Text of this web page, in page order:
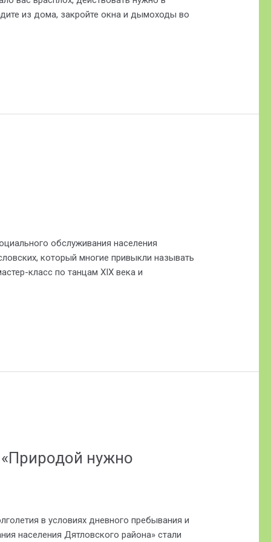
из дома, закройте окна и дымоходы во
обслуживания населения
который многие привыкли называть
класс по танцам XIX века и
нужно
в условиях дневного пребывания и
населения Дятловского района» стали